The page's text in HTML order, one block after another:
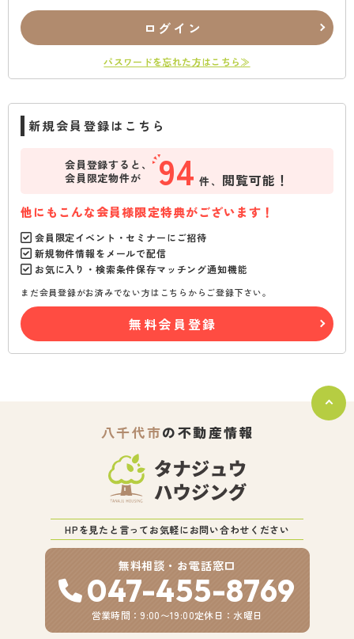
ログイン
パスワードを忘れた方はこちら≫
新規会員登録はこちら
会員登録すると、
会員限定物件が
94 件、 閲覧可能！
他にもこんな会員様限定特典がございます！
会員限定イベント・セミナーにご招待
新規物件情報をメールで配信
お気に入り・検索条件保存マッチング通知機能
まだ会員登録がお済みでない方はこちらからご登録下さい。
無料会員登録
八千代市の不動産情報
HPを見たと言ってお気軽にお問い合わせください
無料相談・お電話窓口
047-455-8769
営業時間：9:00〜19:00定休日：水曜日